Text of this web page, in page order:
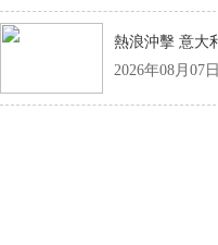
2026年08月07日